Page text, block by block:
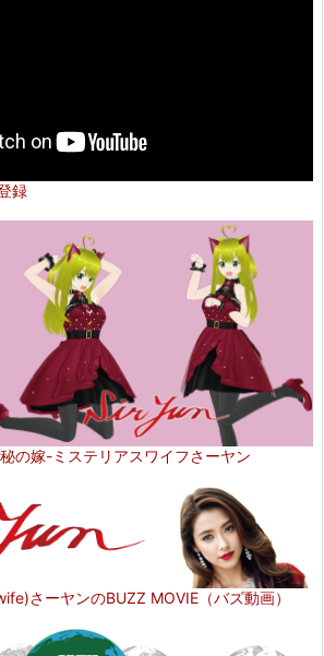
録
の嫁-ミステリアスワイフさーヤン
さーヤンのBUZZ MOVIE（バズ動画）